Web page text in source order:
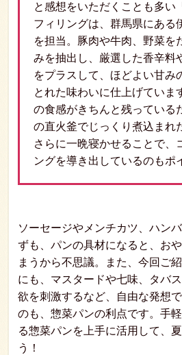
と感想をいただくことも多い
フィリングは、群馬県にある
を担当。豚肉や牛肉、野菜を
みを抽出し、厳選した香辛料
をプラスして、ほどよい甘み
とれた味わいに仕上げていま
の食感がきちんと残っている
の直火釜でじっくり煮込まれ
さらに一晩寝かせることで、
ングを導き出しているのもポ
ソーセージやメンチカツ、ハン
ずも、パンの具材になると、お
まうから不思議。また、今回ご
にも、マスタードや七味、タバ
欲を刺激するなど、自由な発想
のも、惣菜パンの利点です。手
る惣菜パンを上手に活用して、
う！